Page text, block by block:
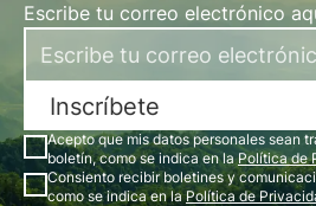
Escribe tu correo electrónico
Inscríbete
Acepto que mis datos personales sean
boletín, como se indica en laPolítica de
Consiento recibir boletines y
como se indica en laPolítica de